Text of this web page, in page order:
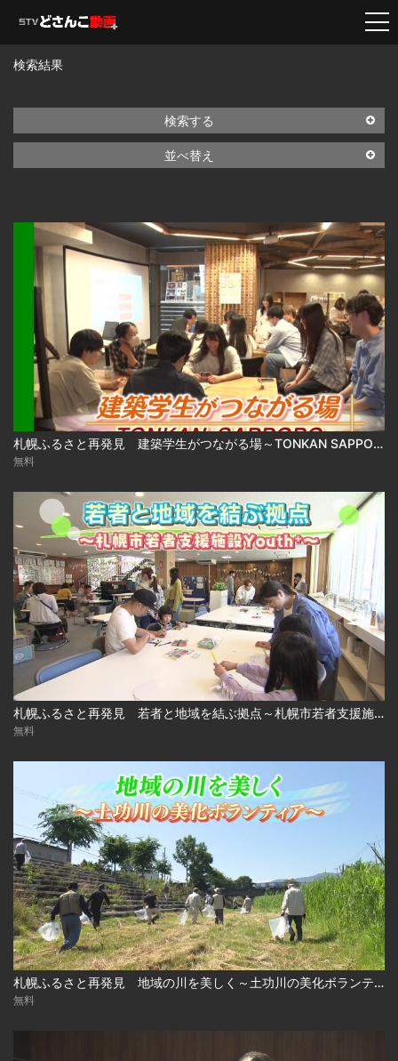
検索結果
検索する
並べ替え
札幌ふるさと再発見 建築学生がつながる場～TONKAN SAPPORO～2026年8月1日放送
無料
札幌ふるさと再発見 若者と地域を結ぶ拠点～札幌市若者支援施設 Youth⁺～2026年7月25日放送
無料
札幌ふるさと再発見 地域の川を美しく～土功川の美化ボランティア～2026年7月18日放送
無料